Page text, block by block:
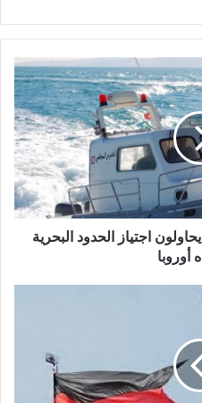
كانوا يحاولون اجتياز الحدود البحرية
أوروبا